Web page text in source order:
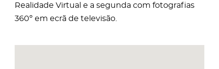
Realidade Virtual e a segunda com fotografias
360º em ecrã de televisão.